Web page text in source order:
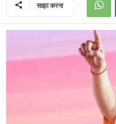
साझा करना